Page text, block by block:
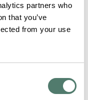
partners who
that you’ve
from your use